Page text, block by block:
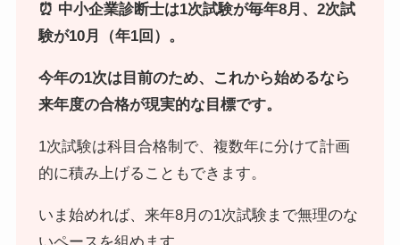
⏰ 中小企業診断士は1次試験が毎年8月、2次試
験が10月（年1回）。
今年の1次は目前のため、これから始めるなら
来年度の合格が現実的な目標です。
1次試験は科目合格制で、複数年に分けて計画
的に積み上げることもできます。
いま始めれば、来年8月の1次試験まで無理のな